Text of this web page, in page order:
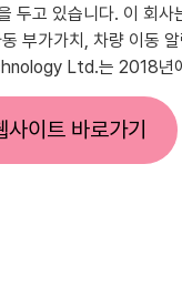
고 있습니다. 이 회사
부가가치, 차량 이동
Ltd.는 2018년에
사이트 바로가기